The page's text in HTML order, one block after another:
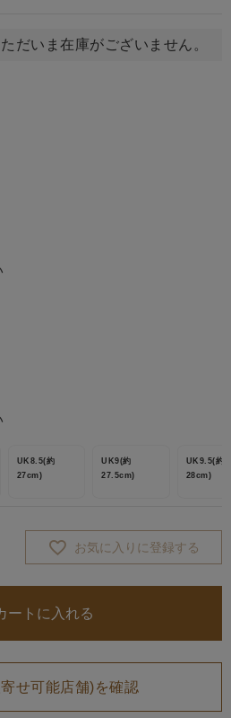
だいま在庫がございません。
UK8.5(約
27cm)
UK9(約
27.5cm)
UK9.5(約
28cm)
お気に入りに登録する
ートに入れる
せ可能店舗)を確認